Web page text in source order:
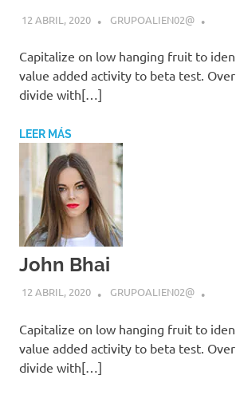
12 ABRIL, 2020 GRUPOALIEN02@
Capitalize on low hanging fruit to
value added activity to beta test.
divide with[…]
LEER MÁS
John Bhai
12 ABRIL, 2020 GRUPOALIEN02@
Capitalize on low hanging fruit to
value added activity to beta test.
divide with[…]